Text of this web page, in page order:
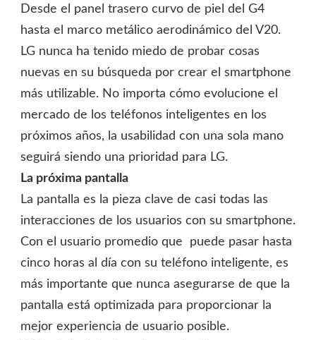
Desde el panel trasero curvo de piel del G4
hasta el marco metálico aerodinámico del V20.
LG nunca ha tenido miedo de probar cosas
nuevas en su búsqueda por crear el smartphone
más utilizable. No importa cómo evolucione el
mercado de los teléfonos inteligentes en los
próximos años, la usabilidad con una sola mano
seguirá siendo una prioridad para LG.
La próxima pantalla
La pantalla es la pieza clave de casi todas las
interacciones de los usuarios con su smartphone.
Con el usuario promedio que puede pasar hasta
cinco horas al día con su teléfono inteligente, es
más importante que nunca asegurarse de que la
pantalla está optimizada para proporcionar la
mejor experiencia de usuario posible.